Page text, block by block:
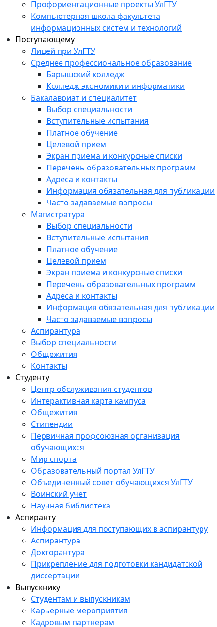
Профориентационные проекты УлГТУ
Компьютерная школа факультета
информационных систем и технологий
Поступающему
Лицей при УлГТУ
Среднее профессиональное образование
Барышский колледж
Колледж экономики и информатики
Бакалавриат и специалитет
Выбор специальности
Вступительные испытания
Платное обучение
Целевой прием
Экран приема и конкурсные списки
Перечень образовательных программ
Адреса и контакты
Информация обязательная для публикации
Часто задаваемые вопросы
Магистратура
Выбор специальности
Вступительные испытания
Платное обучение
Целевой прием
Экран приема и конкурсные списки
Перечень образовательных программ
Адреса и контакты
Информация обязательная для публикации
Часто задаваемые вопросы
Аспирантура
Выбор специальности
Общежития
Контакты
Студенту
Центр обслуживания студентов
Интерактивная карта кампуса
Общежития
Стипендии
Первичная профсоюзная организация
обучающихся
Мир спорта
Образовательный портал УлГТУ
Объединенный совет обучающихся УлГТУ
Воинский учет
Научная библиотека
Аспиранту
Информация для поступающих в аспирантуру
Аспирантура
Докторантура
Прикрепление для подготовки кандидатской
диссертации
Выпускнику
Студентам и выпускникам
Карьерные мероприятия
Кадровым партнерам